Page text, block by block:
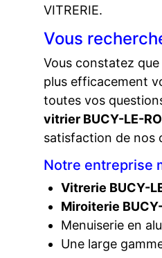
VITRERIE.
Vous
Vous constatez
plus efficacement
toutes vos
vitrier BUCY-LE-
satisfaction de nos
Notre entreprise
Vitrerie BUCY-
Miroiterie
Menuiserie en
Une large